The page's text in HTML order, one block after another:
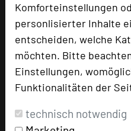
Komforteinstellungen
personlisierter Inhalte
entscheiden, welche
möchten. Bitte
Einstellungen,
Funktionalitäten der
technisch notwendig
zur
Bewertung
Tagungsplaner
Tagungsleiter